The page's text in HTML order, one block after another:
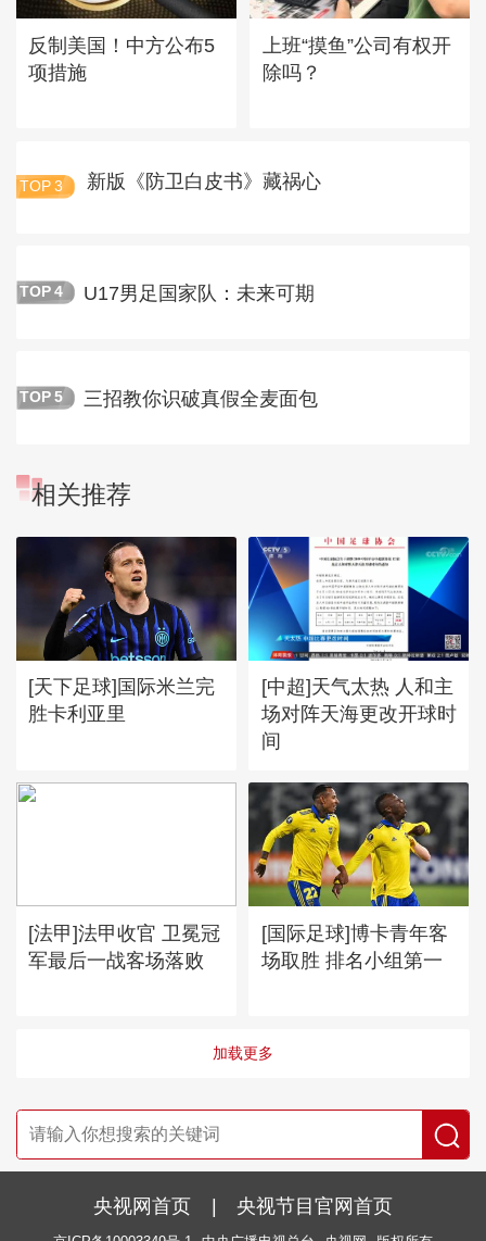
反制美国！中方公布5
项措施
上班“摸鱼”公司有权开
除吗？
TOP 3 新版《防卫白皮书》藏祸心
TOP 4 U17男足国家队：未来可期
TOP 5 三招教你识破真假全麦面包
相关推荐
[天下足球]国际米兰完
胜卡利亚里
[中超]天气太热 人和主
场对阵天海更改开球时
间
[法甲]法甲收官 卫冕冠
军最后一战客场落败
[国际足球]博卡青年客
场取胜 排名小组第一
加载更多
央视网首页 | 央视节目官网首页